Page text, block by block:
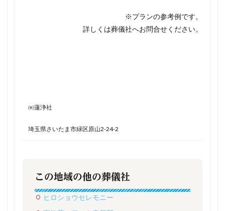
※プランの参考例です。
詳しくは葬儀社へお問合せください。
㈲蓮浄社
埼玉県さいたま市緑区原山2-24-2
この地域の他の葬儀社
ヒロショウセレモニー